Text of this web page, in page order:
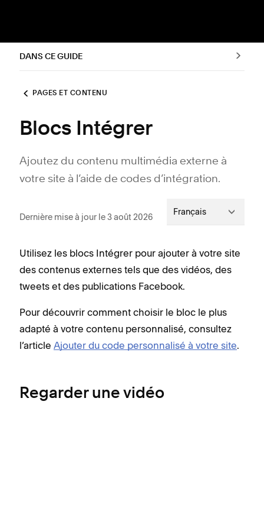
DANS CE GUIDE
PAGES ET CONTENU
Blocs Intégrer
Ajoutez du contenu multimédia externe à
votre site à l’aide de codes d’intégration.
Dernière mise à jour le 3 août 2026 Français
Utilisez les blocs Intégrer pour ajouter à votre site
des contenus externes tels que des vidéos, des
tweets et des publications Facebook.
Pour découvrir comment choisir le bloc le plus
adapté à votre contenu personnalisé, consultez
l’article Ajouter du code personnalisé à votre site.
Regarder une vidéo